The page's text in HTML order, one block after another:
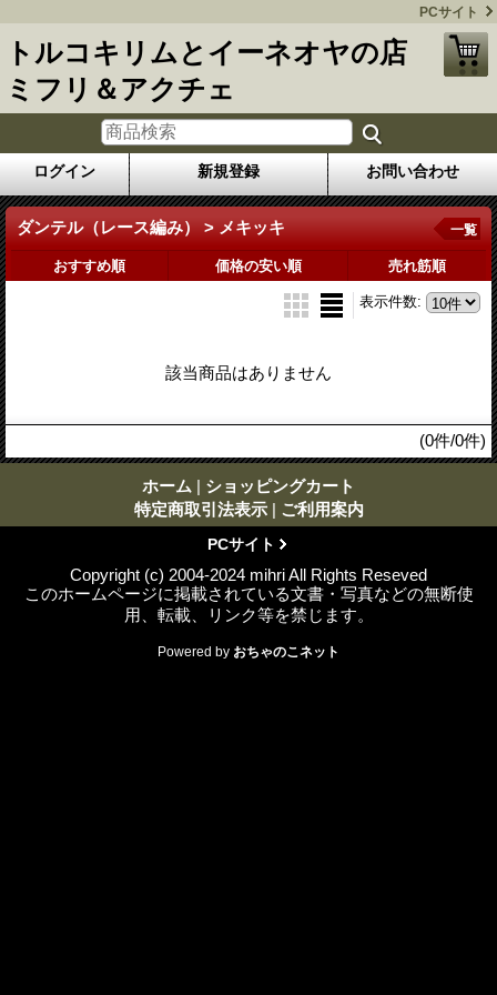
PCサイト
トルコキリムとイーネオヤの店
ミフリ＆アクチェ
ログイン 新規登録 お問い合わせ
ダンテル（レース編み） > メキッキ 一覧
おすすめ順 価格の安い順 売れ筋順
表示件数:
該当商品はありません
(0件/0件)
ホーム | ショッピングカート
特定商取引法表示 | ご利用案内
PCサイト
Copyright (c) 2004-2024 mihri All Rights Reseved
このホームページに掲載されている文書・写真などの無断使
用、転載、リンク等を禁じます。
Powered by おちゃのこネット